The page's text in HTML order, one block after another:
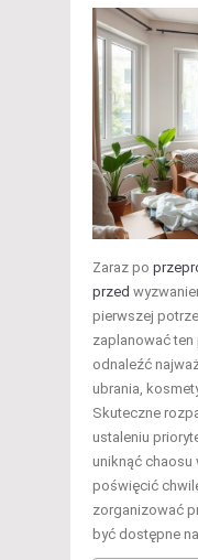
Zaraz po
przed
pierwszej
zaplanować
odnaleźć
ubrania,
Skuteczne
ustaleniu
uniknąć chaosu
poświęcić
zorganizować
być dostępne